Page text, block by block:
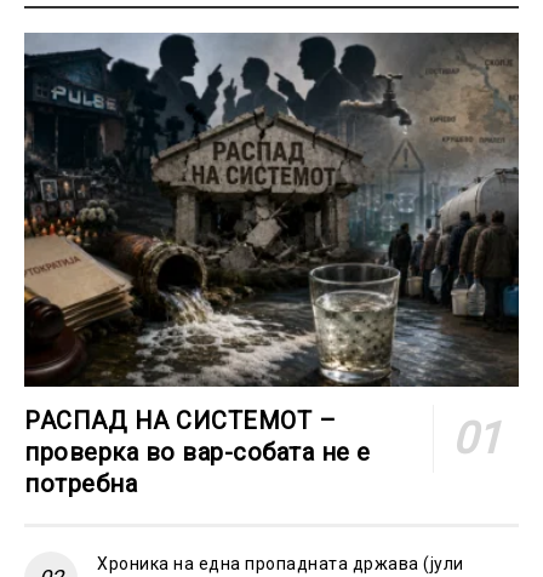
РАСПАД НА СИСТЕМОТ –
проверка во вар-собата не е
потребна
Хроника на една пропадната држава (јули